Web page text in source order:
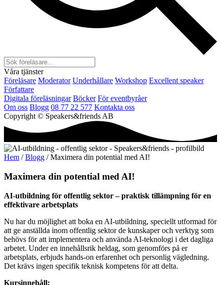
Våra tjänster
Föreläsare Moderator Underhållare Workshop Excellent speaker
Författare
Digitala föreläsningar Böcker För eventbyråer
Om oss Blogg 08 77 22 577 Kontakta oss
Copyright © Speakers&friends AB
Hem /Blogg / Maximera din potential med AI!
Maximera din potential med AI!
AI-utbildning för offentlig sektor – praktisk tillämpning för en
effektivare arbetsplats
Nu har du möjlighet att boka en AI-utbildning, speciellt utformad för
att ge anställda inom offentlig sektor de kunskaper och verktyg som
behövs för att implementera och använda AI-teknologi i det dagliga
arbetet. Under en innehållsrik heldag, som genomförs på er
arbetsplats, erbjuds hands-on erfarenhet och personlig vägledning.
Det krävs ingen specifik teknisk kompetens för att delta.
Kursinnehåll: